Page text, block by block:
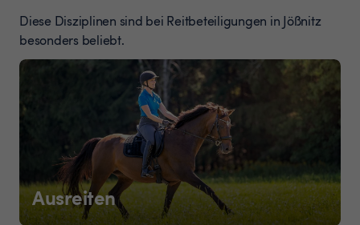
Diese Disziplinen sind bei Reitbeteiligungen in Jößnitz
besonders beliebt.
Ausreiten